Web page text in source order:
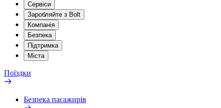
Сервіси
Заробляйте з Bolt
Компанія
Безпека
Підтримка
Міста
Поїздки
Безпека пасажирів